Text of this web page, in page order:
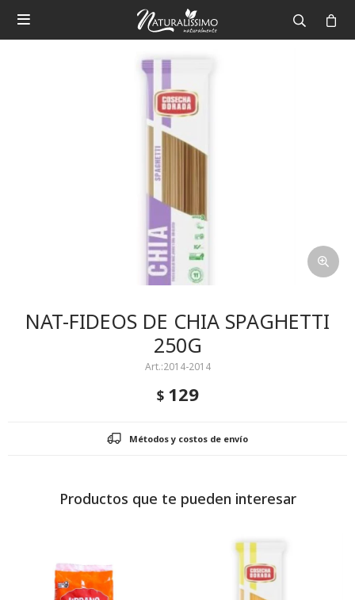

NAT-FIDEOS DE CHIA SPAGHETTI
250G
2014-2014
$ 129
Métodos y costos de envío
Productos que te pueden interesar